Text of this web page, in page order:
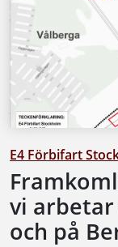
E4 Förbifart
vi
och på